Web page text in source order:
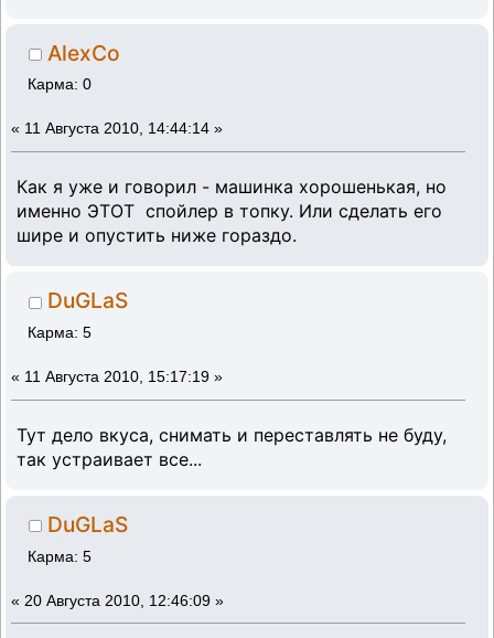
AlexCo
Карма: 0
« 11 Августа 2010, 14:44:14 »
Как я уже и говорил - машинка хорошенькая, но
именно ЭТОТ спойлер в топку. Или сделать его
шире и опустить ниже гораздо.
DuGLaS
Карма: 5
« 11 Августа 2010, 15:17:19 »
Тут дело вкуса, снимать и переставлять не буду,
так устраивает все...
DuGLaS
Карма: 5
« 20 Августа 2010, 12:46:09 »